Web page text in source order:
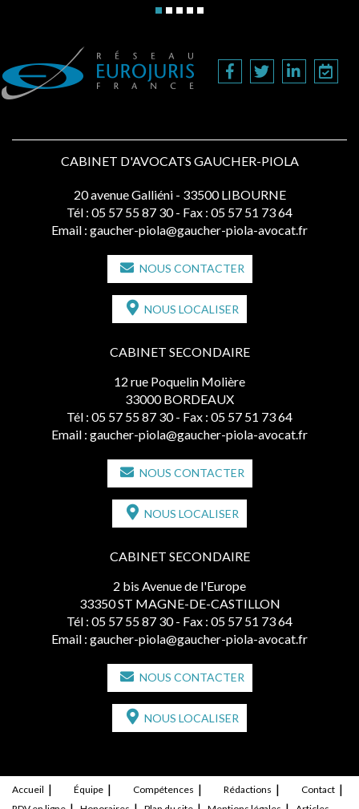
CABINET D'AVOCATS GAUCHER-PIOLA
20 avenue Galliéni - 33500 LIBOURNE
Tél : 05 57 55 87 30 - Fax : 05 57 51 73 64
Email : gaucher-piola@gaucher-piola-avocat.fr
NOUS CONTACTER
NOUS LOCALISER
CABINET SECONDAIRE
12 rue Poquelin Molière
33000 BORDEAUX
Tél : 05 57 55 87 30 - Fax : 05 57 51 73 64
Email : gaucher-piola@gaucher-piola-avocat.fr
NOUS CONTACTER
NOUS LOCALISER
CABINET SECONDAIRE
2 bis Avenue de l'Europe
33350 ST MAGNE-DE-CASTILLON
Tél : 05 57 55 87 30 - Fax : 05 57 51 73 64
Email : gaucher-piola@gaucher-piola-avocat.fr
NOUS CONTACTER
NOUS LOCALISER
Accueil Équipe Compétences Rédactions
Contact